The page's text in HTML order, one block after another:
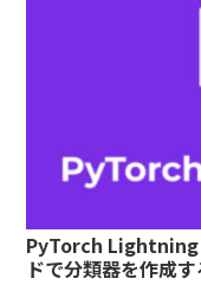
PyTorch Lightning
ドで分類器を作成す